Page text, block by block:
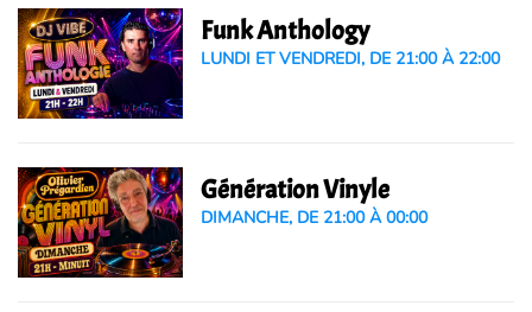
Funk Anthology
LUNDI ET VENDREDI, DE 21:00 À 22:00
Génération Vinyle
DIMANCHE, DE 21:00 À 00:00